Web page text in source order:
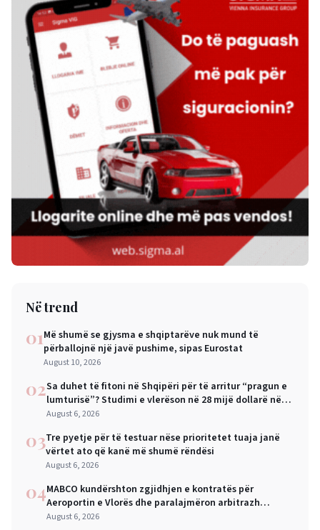
Në trend
01Më shumë se gjysma e shqiptarëve nuk mund të
përballojnë një javë pushime, sipas Eurostat
August 10, 2026
02Sa duhet të fitoni në Shqipëri për të arritur “pragun e
lumturisë”? Studimi e vlerëson në 28 mijë dollarë në
vit
August 6, 2026
03Tre pyetje për të testuar nëse prioritetet tuaja janë
vërtet ato që kanë më shumë rëndësi
August 6, 2026
04MABCO kundërshton zgjidhjen e kontratës për
Aeroportin e Vlorës dhe paralajmëron arbitrazh
ndërkombëtar
August 6, 2026